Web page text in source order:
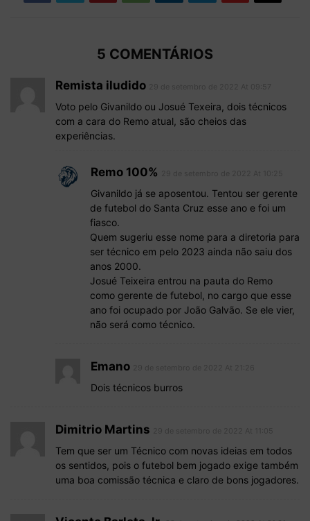
5 COMENTÁRIOS
Remista iludido
Voto pelo Givanildo ou Josué Texeira, dois técnicos
com a cara do Remo atual, são cheios das
experiências.
Remo 100%
Givanildo já se aposentou. Tentou ser gerente
de futebol do Santa Cruz esse ano e foi um
fiasco.
Quem sugeriu esse nome para a diretoria para
ser técnico em pelo 2023 ainda não saiu dos
anos 2000.
Josué Teixeira entrou na pauta do Remo
como gerente de futebol, no cargo que esse
ano foi ocupado por João Galvão. Se ele vier,
não será como técnico.
Emano
Dois técnicos burros
Dimitrio Martins
Tem que ser um Técnico com novas ideias em todos
os sentidos, pois o futebol bem jogado exige também
uma boa comissão técnica e claro de bons jogadores.